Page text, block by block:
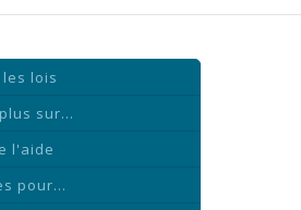
lois
sur...
l'aide
pour...